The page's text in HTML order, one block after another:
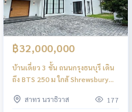
฿32,000,000
บ้านเดี่ยว 3 ชั้น ถนนกรุงธนบุรี เดิน
ถึง BTS 250 ม ใกล้ Shrewsbury
6 ห้องนอน (ขาย), House
สาทร นราธิวาส 177